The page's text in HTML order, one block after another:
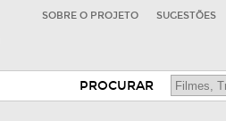
SOBRE O PROJETO SUGESTÕES
PROCURAR